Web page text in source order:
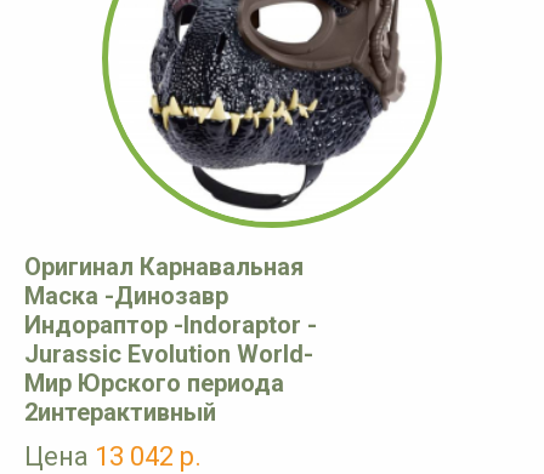
Оригинал Карнавальная
Маска -Динозавр
Индораптор -Indoraptor -
Jurassic Evolution World-
Мир Юрского периода
2интерактивный
Цена 13 042 р.